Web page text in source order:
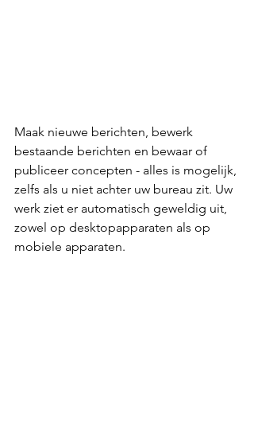
Maak nieuwe berichten, bewerk
bestaande berichten en bewaar of
publiceer concepten - alles is mogelijk,
zelfs als u niet achter uw bureau zit. Uw
werk ziet er automatisch geweldig uit,
zowel op desktopapparaten als op
mobiele apparaten.